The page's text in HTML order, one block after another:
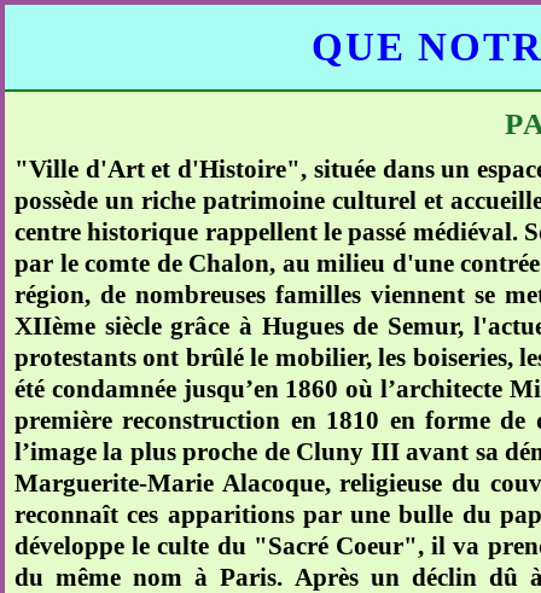
QUE
"Ville d'Art et d'Histoire", située dans un
possède un riche patrimoine culturel et
centre historique rappellent le passé médiéval.
par le comte de Chalon, au milieu d'une
région, de nombreuses familles viennent se
XIIème siècle grâce à Hugues de Semur,
protestants ont brûlé le mobilier, les boiseries,
été condamnée jusqu’en 1860 où l’architecte
première reconstruction en 1810 en forme
l’image la plus proche de Cluny III avant sa
Marguerite-Marie Alacoque, religieuse du
reconnaît ces apparitions par une bulle du
développe le culte du "Sacré Coeur", il va
du même nom à Paris. Après un déclin dû